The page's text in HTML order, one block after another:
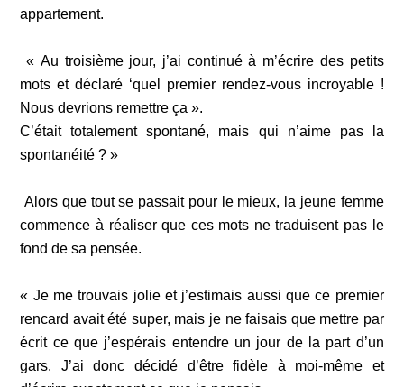
appartement.
« Au troisième jour, j’ai continué à m’écrire des petits
mots et déclaré ‘quel premier rendez-vous incroyable !
Nous devrions remettre ça ».
C’était totalement spontané, mais qui n’aime pas la
spontanéité ? »
Alors que tout se passait pour le mieux, la jeune femme
commence à réaliser que ces mots ne traduisent pas le
fond de sa pensée.
« Je me trouvais jolie et j’estimais aussi que ce premier
rencard avait été super, mais je ne faisais que mettre par
écrit ce que j’espérais entendre un jour de la part d’un
gars. J’ai donc décidé d’être fidèle à moi-même et